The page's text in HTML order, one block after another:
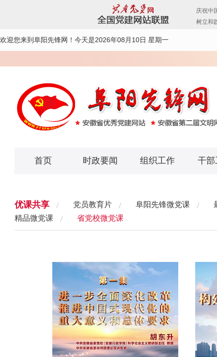
欢迎您来到阜阳先锋网！ 今天是2026年08月10日 星期一
首页 时政要闻 组织工作 干部
优课共享 党员教育片 阜阳先锋微党课
精品微党课
省党校微党课